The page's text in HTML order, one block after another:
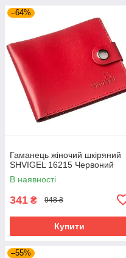
–64%
Гаманець жіночий шкіряний
SHVIGEL 16215 Червоний
В наявності
341 ₴ 948 ₴
Купити
–55%